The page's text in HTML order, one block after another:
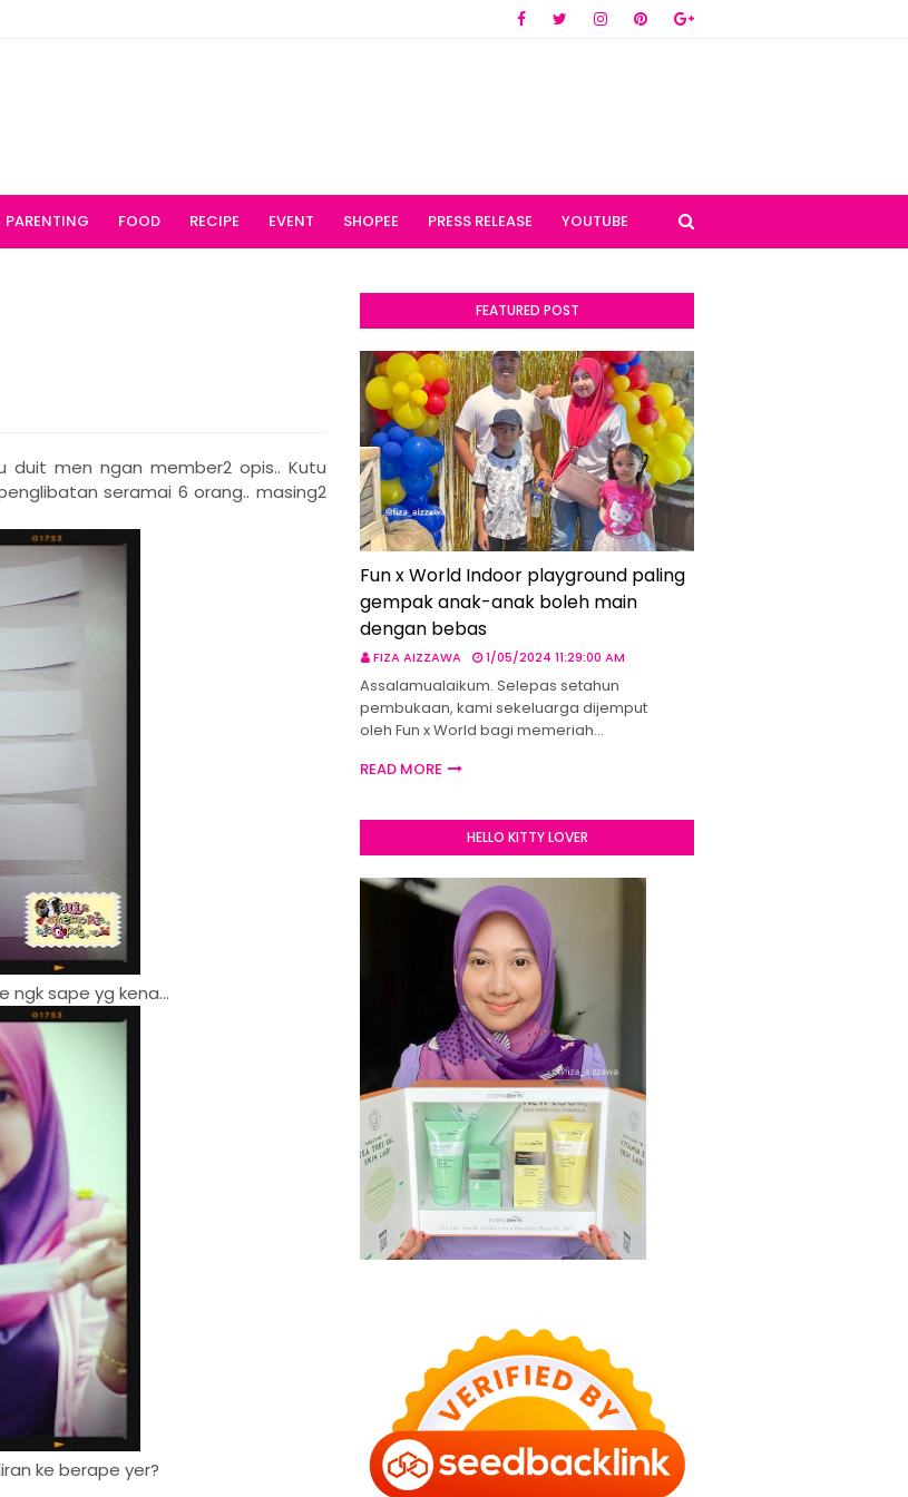
PARENTING FOOD RECIPE EVENT SHOPEE PRESS RELEASE YOUTUBE
duit men ngan member2 opis.. Kutu
seramai 6 orang.. masing2
ngk sape yg kena...
ke berape yer?
FEATURED POST
Fun x World Indoor playground paling
gempak anak-anak boleh main
dengan bebas
FIZA AIZZAWA 1/05/2024 11:29:00 AM
Assalamualaikum. Selepas setahun
pembukaan, kami sekeluarga dijemput
oleh Fun x World bagi memeriah…
READ MORE
HELLO KITTY LOVER